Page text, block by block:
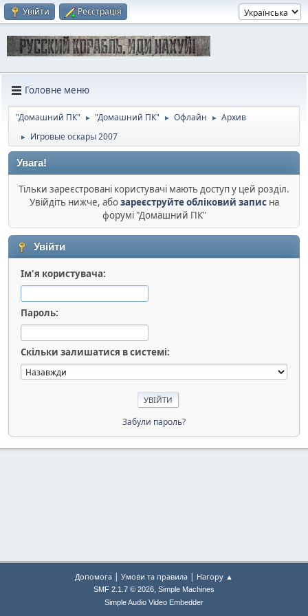
Увійти Реєстрація
Головне меню
"Домашний ПК" ► "Домашний ПК" ► Офлайн ► Архив
► Игровые оскары 2007
Увага!
Тільки зареєстровані користувачі мають доступ у цей розділ.
Увійдіть нижче, абозареєструйте обліковий записна
форумі "Домашний ПК"
Увійти
Ім'я користувача:
Пароль:
Скільки залишатися в системі:
Забули пароль?
Допомога | Умови та правила | Нагору ▲
SMF 2.1.7 © 2026, Simple Machines
Simple Audio Video Embedder